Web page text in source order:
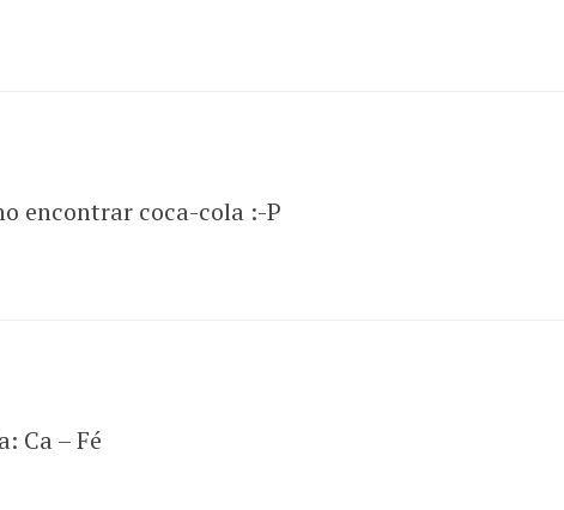
encontrar coca-cola :-P
Ca – Fé